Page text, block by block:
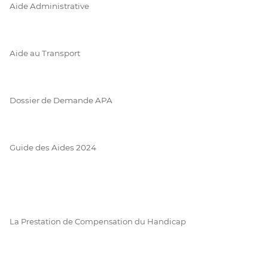
Aide Administrative
Aide au Transport
Dossier de Demande APA
Guide des Aides 2024
La Prestation de Compensation du Handicap